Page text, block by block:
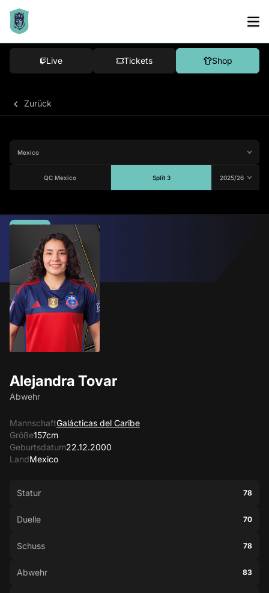
Live Tickets Shop
Zurück
QC Mexico Split 3
Alejandra Tovar
Abwehr
MannschaftGalácticas del Caribe
Größe157cm
Geburtsdatum22.12.2000
LandMexico
Durchschnitt
Statur 78
Duelle 70
Schuss 78
Abwehr 83